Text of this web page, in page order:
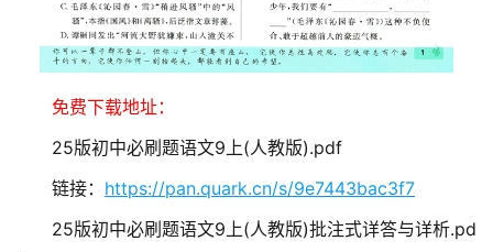
免费下载地址：
25版初中必刷题语文9上(人教版).pdf
链接： https://pan.quark.cn/s/9e7443bac3f7
25版初中必刷题语文9上(人教版)批注式详答与详析.pd